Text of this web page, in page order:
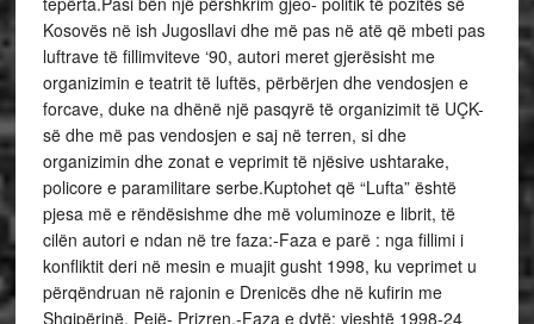
Kosovës në ish Jugosllavi dhe më pas në atë që mbeti pas
luftrave të fillimviteve ‘90, autori meret gjerësisht me
organizimin e teatrit të luftës, përbërjen dhe vendosjen e
forcave, duke na dhënë një pasqyrë të organizimit të UÇK-
së dhe më pas vendosjen e saj në terren, si dhe
organizimin dhe zonat e veprimit të njësive ushtarake,
policore e paramilitare serbe.Kuptohet që “Lufta” është
pjesa më e rëndësishme dhe më voluminoze e librit, të
cilën autori e ndan në tre faza:-Faza e parë : nga fillimi i
konfliktit deri në mesin e muajit gusht 1998, ku veprimet u
përqëndruan në rajonin e Drenicës dhe në kufirin me
Shqipërinë, Pejë- Prizren.-Faza e dytë: vjeshtë 1998-24